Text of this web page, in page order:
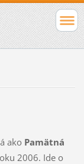
ako Pamätná
2006. Ide o